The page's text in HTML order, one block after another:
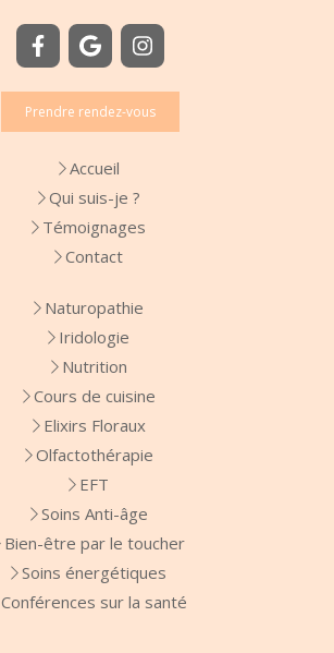
Prendre rendez-vous
Accueil
Qui suis-je ?
Témoignages
Contact
Naturopathie
Iridologie
Nutrition
Cours de cuisine
Elixirs Floraux
Olfactothérapie
EFT
Soins Anti-âge
Bien-être par le toucher
Soins énergétiques
Conférences sur la santé